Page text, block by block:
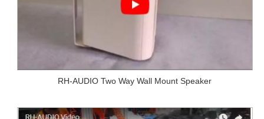
RH-AUDIO Two Way Wall Mount Speaker